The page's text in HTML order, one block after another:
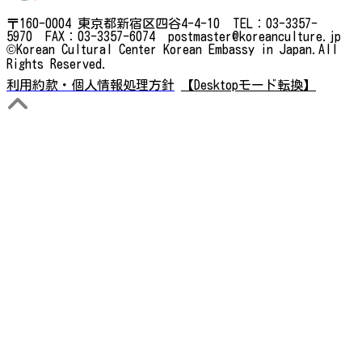
〒160-0004 東京都新宿区四谷4-4-10 TEL：03-3357-
5970 FAX：03-3357-6074 postmaster@koreanculture.jp
©Korean Cultural Center Korean Embassy in Japan.All
Rights Reserved.
利用約款・個人情報処理方針
【Desktopモード転換】